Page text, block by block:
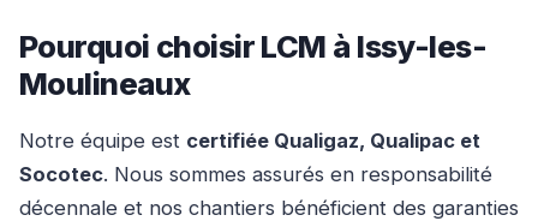
Pourquoi choisir LCM à Issy-les-
Moulineaux
Notre équipe est certifiée Qualigaz, Qualipac et
Socotec. Nous sommes assurés en responsabilité
décennale et nos chantiers bénéficient des garanties